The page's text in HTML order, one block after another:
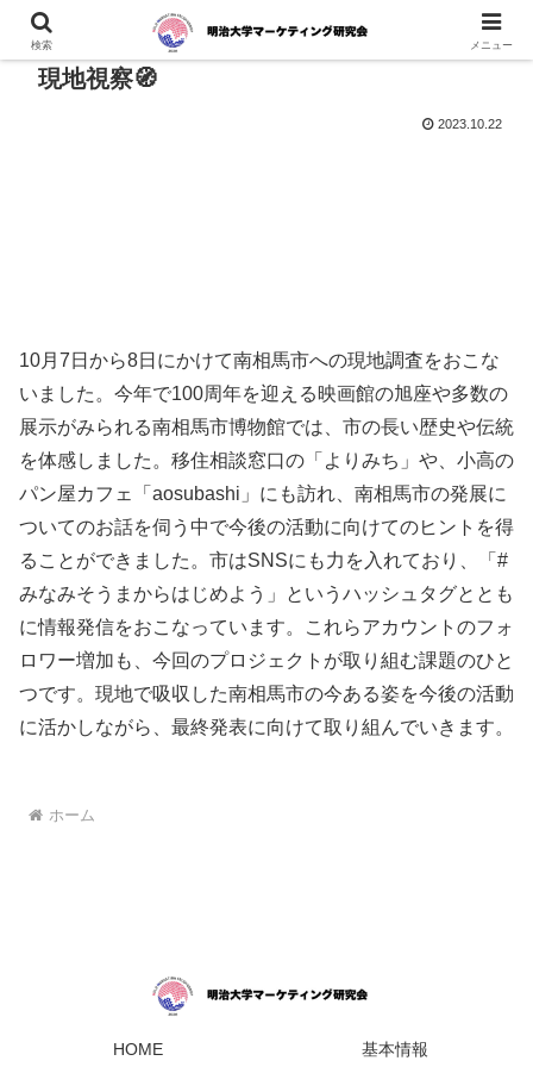
現地視察🧭
2023.10.22
10月7日から8日にかけて南相馬市への現地調査をおこな
いました。今年で100周年を迎える映画館の旭座や多数の
展示がみられる南相馬市博物館では、市の長い歴史や伝統
を体感しました。移住相談窓口の「よりみち」や、小高の
パン屋カフェ「aosubashi」にも訪れ、南相馬市の発展に
ついてのお話を伺う中で今後の活動に向けてのヒントを得
ることができました。市はSNSにも力を入れており、「#
みなみそうまからはじめよう」というハッシュタグととも
に情報発信をおこなっています。これらアカウントのフォ
ロワー増加も、今回のプロジェクトが取り組む課題のひと
つです。現地で吸収した南相馬市の今ある姿を今後の活動
に活かしながら、最終発表に向けて取り組んでいきます。
ホーム
HOME 基本情報
検索 メニュー